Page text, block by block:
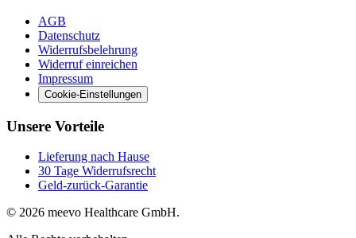
AGB
Datenschutz
Widerrufsbelehrung
Widerruf einreichen
Impressum
Cookie-Einstellungen
Unsere Vorteile
Lieferung nach Hause
30 Tage Widerrufsrecht
Geld-zurück-Garantie
© 2026 meevo Healthcare GmbH.